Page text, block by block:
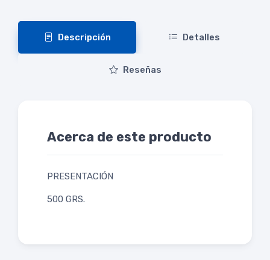
Descripción Detalles
Reseñas
Acerca de este producto
PRESENTACIÓN
500 GRS.